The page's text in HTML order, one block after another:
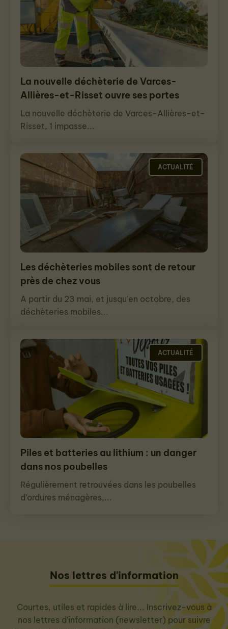
La nouvelle déchèterie de Varces-
Allières-et-Risset ouvre ses portes
La nouvelle déchèterie de Varces-Allières-et-
Risset, 1 impasse...
Les déchèteries mobiles sont de retour
près de chez vous
A partir du 23 mai, et jusqu'en octobre, des
déchèteries mobiles...
ACTUALITÉ
Piles et batteries au lithium : un danger
dans nos poubelles
Régulièrement retrouvées dans les poubelles
d’ordures ménagères,...
ACTUALITÉ
Nos lettres d'information
Courtes, utiles et rapides à lire... Inscrivez-vous à
nos lettres d'information (newsletter) pour suivre